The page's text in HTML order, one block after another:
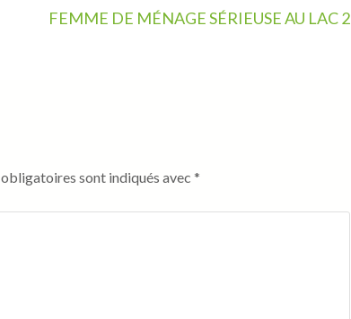
FEMME DE MÉNAGE SÉRIEUSE AU LAC 2
obligatoires sont indiqués avec *